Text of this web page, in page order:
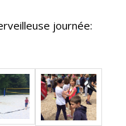
journée: